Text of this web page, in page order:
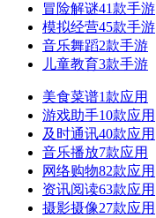
冒险解谜41款手游
模拟经营45款手游
音乐舞蹈2款手游
儿童教育3款手游
美食菜谱1款应用
游戏助手10款应用
及时通讯40款应用
音乐播放7款应用
网络购物82款应用
资讯阅读63款应用
摄影摄像27款应用